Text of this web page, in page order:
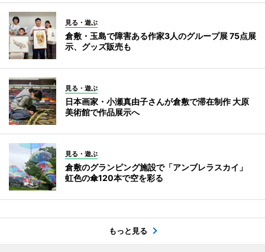
見る・遊ぶ
倉敷・玉島で障害ある作家3人のグループ展 75点展
示、グッズ販売も
見る・遊ぶ
日本画家・小瀬真由子さんが倉敷で滞在制作 大原
美術館で作品展示へ
見る・遊ぶ
倉敷のグランピング施設で「アンブレラスカイ」
虹色の傘120本で空を彩る
もっと見る